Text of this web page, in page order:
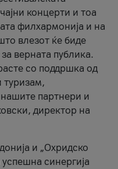
концерти и тоа
филхармонија и на
влезот ќе биде
верната публика.
со поддршка од
туризам,
партнери и
директор на
и „Охридско
синергија